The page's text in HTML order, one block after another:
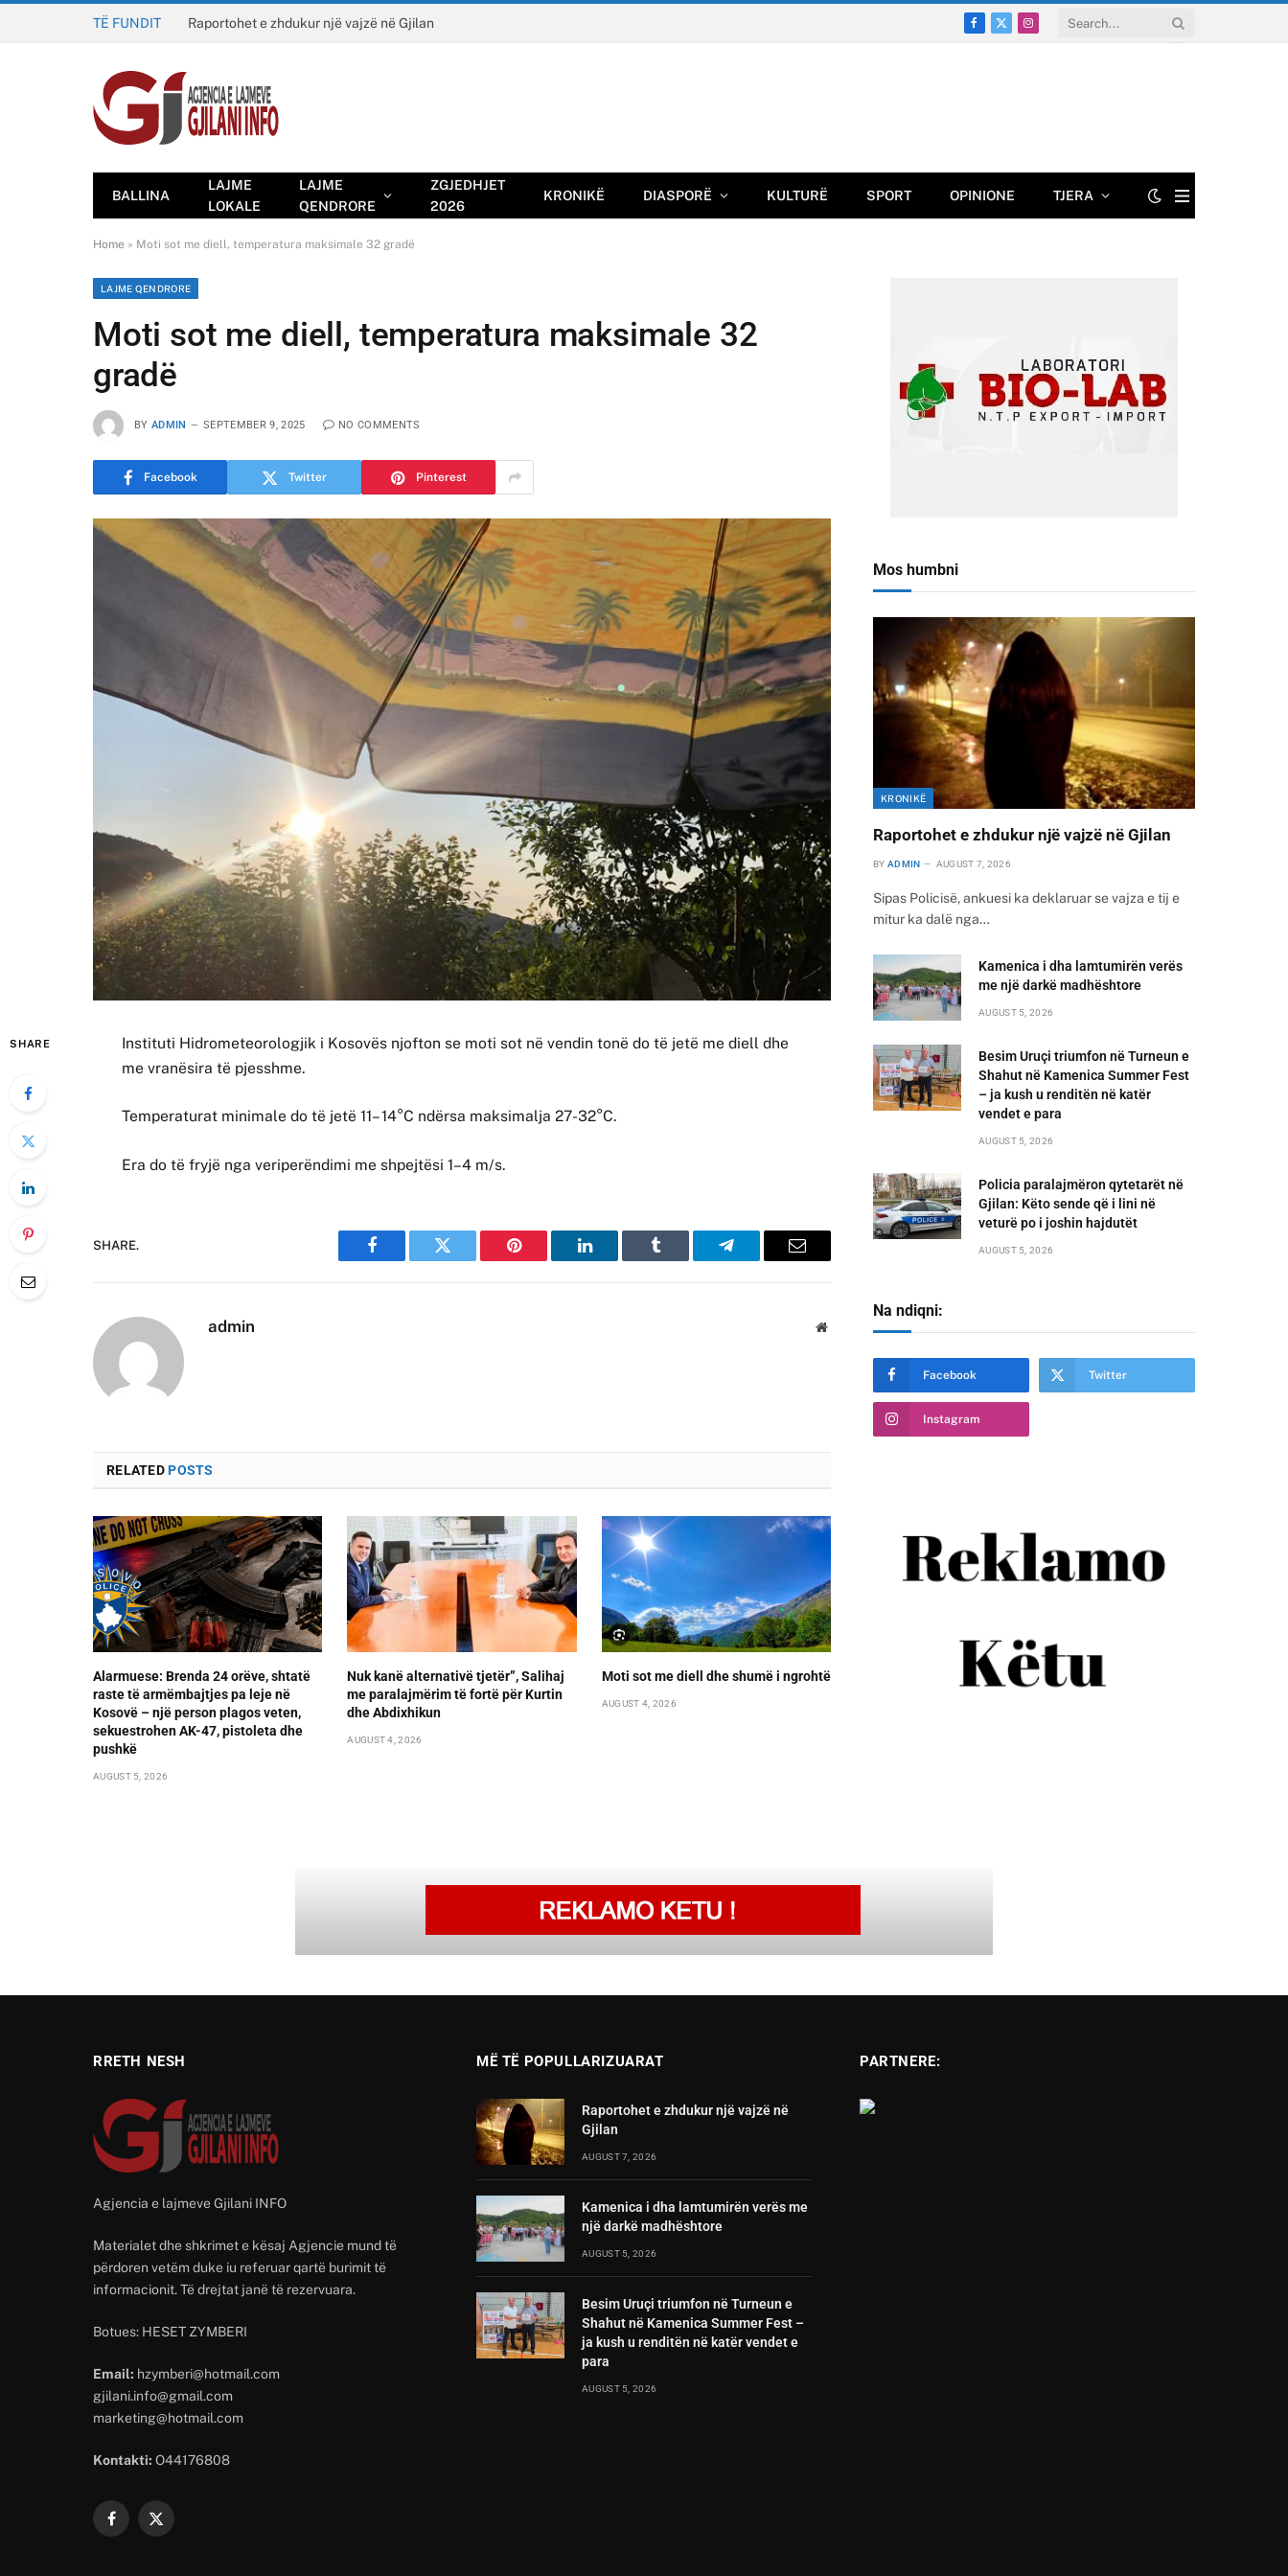
TË FUNDIT Raportohet e zhdukur një vajzë në Gjilan
Facebook
X
Instagram
BALLINA
LAJME
LOKALE
LAJME
QENDRORE
ZGJEDHJET
2026
KRONIKË DIASPORË KULTURË SPORT OPINIONE TJERA
Home » Moti sot me diell, temperatura maksimale 32 gradë
LAJME QENDRORE
Moti sot me diell, temperatura maksimale 32
gradë
BY ADMIN SEPTEMBER 9, 2025 NO COMMENTS
Facebook Twitter Pinterest
SHARE
Instituti Hidrometeorologjik i Kosovës njofton se moti sot në vendin tonë do të jetë me diell dhe
me vranësira të pjesshme.
Temperaturat minimale do të jetë 11– 14°C ndërsa maksimalja 27-32°C.
Era do të fryjë nga veriperëndimi me shpejtësi 1–4 m/s.
SHARE.
Facebook Twitter Pinterest LinkedIn Tumblr Telegram Email
admin Website
RELATEDPOSTS
Alarmuese: Brenda 24 orëve, shtatë
raste të armëmbajtjes pa leje në
Kosovë – një person plagos veten,
sekuestrohen AK-47, pistoleta dhe
pushkë
AUGUST 5, 2026
Nuk kanë alternativë tjetër”, Salihaj
me paralajmërim të fortë për Kurtin
dhe Abdixhikun
AUGUST 4, 2026
Moti sot me diell dhe shumë i ngrohtë
AUGUST 4, 2026
Mos humbni
KRONIKË
Raportohet e zhdukur një vajzë në Gjilan
BY ADMIN AUGUST 7, 2026
Sipas Policisë, ankuesi ka deklaruar se vajza e tij e
mitur ka dalë nga…
Kamenica i dha lamtumirën verës
me një darkë madhështore
AUGUST 5, 2026
Besim Uruçi triumfon në Turneun e
Shahut në Kamenica Summer Fest
– ja kush u renditën në katër
vendet e para
AUGUST 5, 2026
Policia paralajmëron qytetarët në
Gjilan: Këto sende që i lini në
veturë po i joshin hajdutët
AUGUST 5, 2026
Na ndiqni:
Facebook Twitter
Instagram
RRETH NESH
Agjencia e lajmeve Gjilani INFO
Materialet dhe shkrimet e kësaj Agjencie mund të
përdoren vetëm duke iu referuar qartë burimit të
informacionit. Të drejtat janë të rezervuara.
Botues: HESET ZYMBERI
Email: hzymberi@hotmail.com
gjilani.info@gmail.com
marketing@hotmail.com
Kontakti: O44176808
Facebook
X
MË TË POPULLARIZUARAT
Raportohet e zhdukur një vajzë në
Gjilan
AUGUST 7, 2026
Kamenica i dha lamtumirën verës me
një darkë madhështore
AUGUST 5, 2026
Besim Uruçi triumfon në Turneun e
Shahut në Kamenica Summer Fest –
ja kush u renditën në katër vendet e
para
AUGUST 5, 2026
PARTNERE: